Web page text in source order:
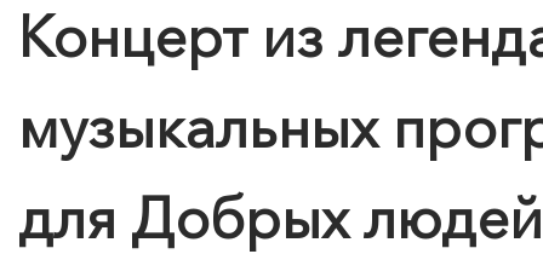
Концерт из
музыкальных
для Добрых